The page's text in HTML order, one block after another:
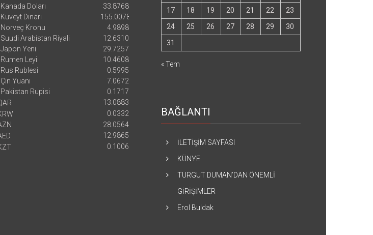
Kanada Doları
33.8768
Kuveyt Dinarı
155.0078
Norveç Kronu
4.9898
Suudi Arabistan Riyali
12.6310
Japon Yeni
29.7257
Rumen Leyi
10.4608
Rus Rublesi
0.5995
Çin Yuanı
7.0672
Pakistan Rupisi
0.1717
13.0883
0.0332
28.0564
12.9865
0.1006
17
18 19 20 21 22
23
24
25 26 27 28 29
30
31
« Tem
BAĞLANTI
İLETİŞİM SAYFASI
KÜNYE
TURGUT DUMAN’DAN ÖNEMLİ
GİRİŞİMLER
Erol Buldak